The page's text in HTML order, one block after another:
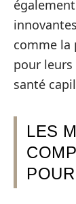
comme la
pour
santé
LES